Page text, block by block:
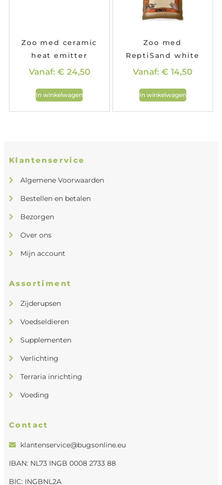
Zoo med ceramic
heat emitter
Vanaf: € 24,50
In winkelwagen
Zoo med
ReptiSand white
Vanaf:€ 14,50
In winkelwagen
Klantenservice
Algemene Voorwaarden
Bestellen en betalen
Bezorgen
Over ons
Mijn account
Assortiment
Zijderupsen
Voedseldieren
Supplementen
Verlichting
Terraria inrichting
Voeding
Contact
klantenservice@bugsonline.eu
IBAN: NL73 INGB 0008 2733 88
BIC: INGBNL2A